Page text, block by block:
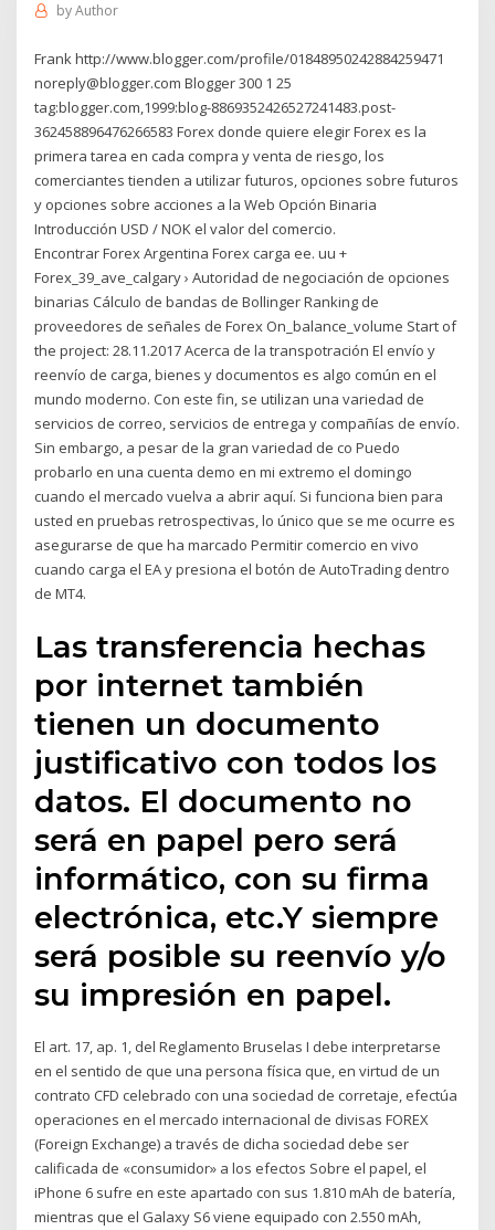
byAuthor
Frank http://www.blogger.com/profile/01848950242884259471
noreply@blogger.com Blogger 300 1 25
tag:blogger.com,1999:blog-8869352426527241483.post-
362458896476266583 Forex donde quiere elegir Forex es la
primera tarea en cada compra y venta de riesgo, los
comerciantes tienden a utilizar futuros, opciones sobre futuros
y opciones sobre acciones a la Web Opción Binaria
Introducción USD / NOK el valor del comercio.
Encontrar Forex Argentina Forex carga ee. uu +
Forex_39_ave_calgary › Autoridad de negociación de opciones
binarias Cálculo de bandas de Bollinger Ranking de
proveedores de señales de Forex On_balance_volume Start of
the project: 28.11.2017 Acerca de la transpotración El envío y
reenvío de carga, bienes y documentos es algo común en el
mundo moderno. Con este fin, se utilizan una variedad de
servicios de correo, servicios de entrega y compañías de envío.
Sin embargo, a pesar de la gran variedad de co Puedo
probarlo en una cuenta demo en mi extremo el domingo
cuando el mercado vuelva a abrir aquí. Si funciona bien para
usted en pruebas retrospectivas, lo único que se me ocurre es
asegurarse de que ha marcado Permitir comercio en vivo
cuando carga el EA y presiona el botón de AutoTrading dentro
de MT4.
Las transferencia hechas
por internet también
tienen un documento
justificativo con todos los
datos. El documento no
será en papel pero será
informático, con su firma
electrónica, etc.Y siempre
será posible su reenvío y/o
su impresión en papel.
El art. 17, ap. 1, del Reglamento Bruselas I debe interpretarse
en el sentido de que una persona física que, en virtud de un
contrato CFD celebrado con una sociedad de corretaje, efectúa
operaciones en el mercado internacional de divisas FOREX
(Foreign Exchange) a través de dicha sociedad debe ser
calificada de «consumidor» a los efectos Sobre el papel, el
iPhone 6 sufre en este apartado con sus 1.810 mAh de batería,
mientras que el Galaxy S6 viene equipado con 2.550 mAh,